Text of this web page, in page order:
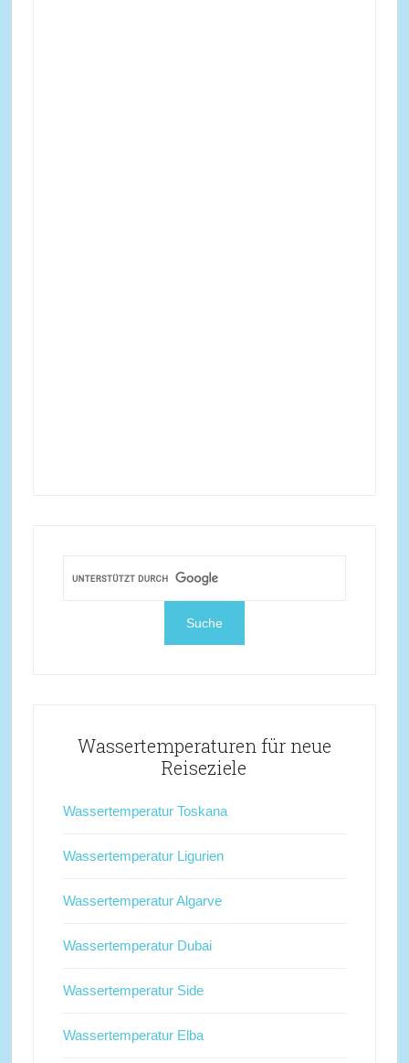
Wassertemperaturen für neue
Reiseziele
Wassertemperatur Toskana
Wassertemperatur Ligurien
Wassertemperatur Algarve
Wassertemperatur Dubai
Wassertemperatur Side
Wassertemperatur Elba